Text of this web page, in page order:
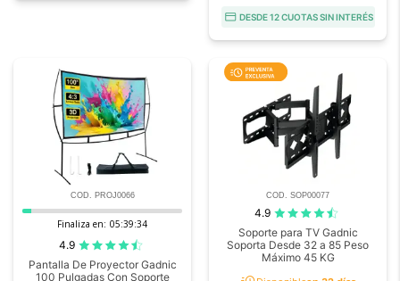
DESDE 12 CUOTAS SIN INTERÉS
COD. PROJ0066
Finaliza en: 05:39:33
4.9
Pantalla De Proyector Gadnic
100 Pulgadas Con Soporte
COD. SOP00077
4.9
Soporte para TV Gadnic
Soporta Desde 32 a 85 Peso
Máximo 45 KG